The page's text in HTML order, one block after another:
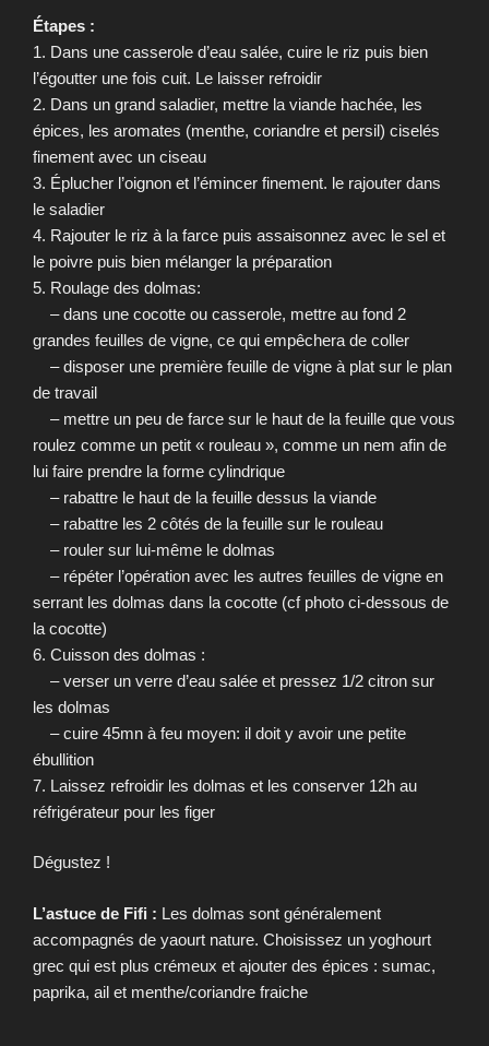
Étapes :
1. Dans une casserole d’eau salée, cuire le riz puis bien
l’égoutter une fois cuit. Le laisser refroidir
2. Dans un grand saladier, mettre la viande hachée, les
épices, les aromates (menthe, coriandre et persil) ciselés
finement avec un ciseau
3. Éplucher l’oignon et l’émincer finement. le rajouter dans
le saladier
4. Rajouter le riz à la farce puis assaisonnez avec le sel et
le poivre puis bien mélanger la préparation
5. Roulage des dolmas:
– dans une cocotte ou casserole, mettre au fond 2
grandes feuilles de vigne, ce qui empêchera de coller
– disposer une première feuille de vigne à plat sur le plan
de travail
– mettre un peu de farce sur le haut de la feuille que vous
roulez comme un petit « rouleau », comme un nem afin de
lui faire prendre la forme cylindrique
– rabattre le haut de la feuille dessus la viande
– rabattre les 2 côtés de la feuille sur le rouleau
– rouler sur lui-même le dolmas
– répéter l’opération avec les autres feuilles de vigne en
serrant les dolmas dans la cocotte (cf photo ci-dessous de
la cocotte)
6. Cuisson des dolmas :
– verser un verre d’eau salée et pressez 1/2 citron sur
les dolmas
– cuire 45mn à feu moyen: il doit y avoir une petite
ébullition
7. Laissez refroidir les dolmas et les conserver 12h au
réfrigérateur pour les figer
Dégustez !
L’astuce de Fifi : Les dolmas sont généralement
accompagnés de yaourt nature. Choisissez un yoghourt
grec qui est plus crémeux et ajouter des épices : sumac,
paprika, ail et menthe/coriandre fraiche